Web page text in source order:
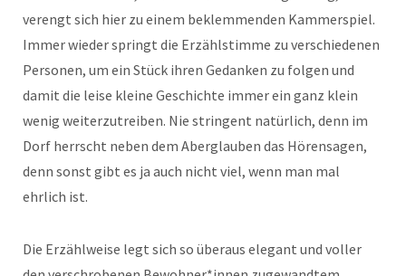
verengt sich hier zu einem beklemmenden Kammerspiel.
Immer wieder springt die Erzählstimme zu verschiedenen
Personen, um ein Stück ihren Gedanken zu folgen und
damit die leise kleine Geschichte immer ein ganz klein
wenig weiterzutreiben. Nie stringent natürlich, denn im
Dorf herrscht neben dem Aberglauben das Hörensagen,
denn sonst gibt es ja auch nicht viel, wenn man mal
ehrlich ist.
Die Erzählweise legt sich so überaus elegant und voller